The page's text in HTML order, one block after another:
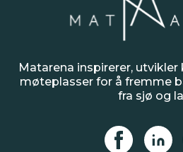
Utforsk inspirerende,
personer som leder an på
og mer
Matarena inspirerer,
møteplasser for å fremme
fra sjø og